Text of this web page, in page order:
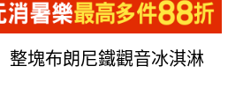
整塊布朗尼鐵觀音冰淇淋